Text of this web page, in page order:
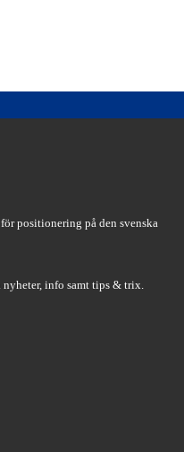
positionering på den svenska
info samt tips & trix.